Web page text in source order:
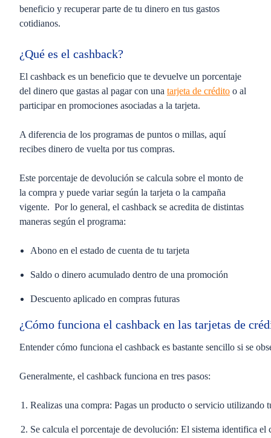
beneficio y recuperar parte de tu dinero en tus gastos
cotidianos.
¿Qué es el cashback?
El cashback es un beneficio que te devuelve un porcentaje
del dinero que gastas al pagar con una tarjeta de crédito o al
participar en promociones asociadas a la tarjeta.
A diferencia de los programas de puntos o millas, aquí
recibes dinero de vuelta por tus compras.
Este porcentaje de devolución se calcula sobre el monto de
la compra y puede variar según la tarjeta o la campaña
vigente. Por lo general, el cashback se acredita de distintas
maneras según el programa:
Abono en el estado de cuenta de tu tarjeta
Saldo o dinero acumulado dentro de una promoción
Descuento aplicado en compras futuras
¿Cómo funciona el cashback en las tarjetas de
Entendercómo funciona el cashback es bastante sencillo si se
Generalmente, el cashback funciona en tres pasos:
Realizas una compra: Pagas un producto o servicio utilizando
Se calcula el porcentaje de devolución: El sistema identifica el